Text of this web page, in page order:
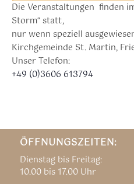
Die Veranstaltungen finden
Storm“ statt,
nur wenn speziell
Kirchgemeinde St. Martin,
Unser Telefon:
+49 (0)3606 613794
ÖFFNUNGSZEITEN:
Dienstag bis Freitag:
10.00 bis 17.00 Uhr